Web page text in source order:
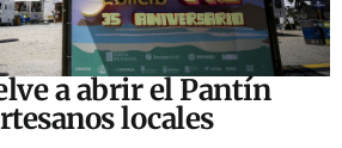
a abrir el Pantín
locales